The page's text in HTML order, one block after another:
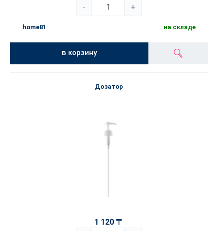
- +
home81 на складе
в корзину
Дозатор
1 120 〒